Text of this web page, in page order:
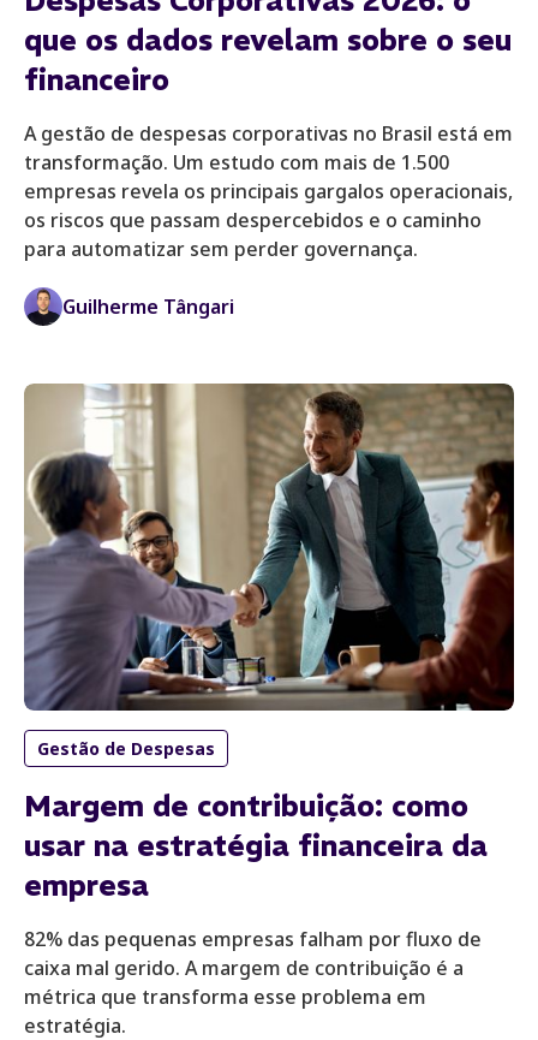
que os dados revelam sobre o seu
financeiro
A gestão de despesas corporativas no Brasil está em
transformação. Um estudo com mais de 1.500
empresas revela os principais gargalos operacionais,
os riscos que passam despercebidos e o caminho
para automatizar sem perder governança.
Guilherme Tângari
Gestão de Despesas
Margem de contribuição: como
usar na estratégia financeira da
empresa
82% das pequenas empresas falham por fluxo de
caixa mal gerido. A margem de contribuição é a
métrica que transforma esse problema em
estratégia.